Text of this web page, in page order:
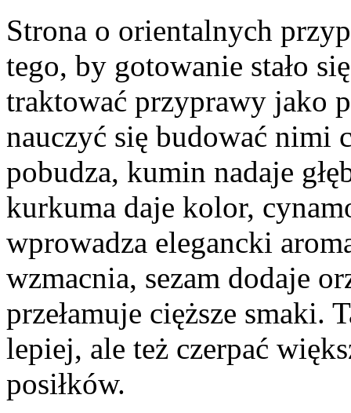
Strona o orientalnych
tego, by gotowanie stało
traktować przyprawy jako
nauczyć się budować nimi
pobudza, kumin nadaje
kurkuma daje kolor,
wprowadza elegancki
wzmacnia, sezam dodaje
przełamuje cięższe smaki.
lepiej, ale też czerpać
posiłków.